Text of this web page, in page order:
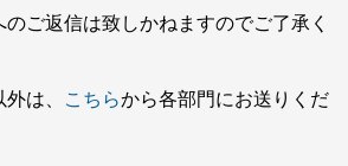
ご返信は致しかねますのでご了承く
は、
こちらから各部門にお送りくだ